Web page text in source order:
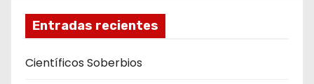
e
g
Entradas recientes
Científicos Soberbios